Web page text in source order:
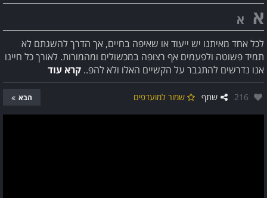
א א
לכל אחד מאיתנו יש ייעוד או שאיפה בחיים, אך הדרך להשגתם לא
תמיד פשוטה ולפעמים אף רצופה במכשולים ומהמורות. לאורך כל חיינו
אנו נדרשים להתגבר על הקשיים האלו ולא להפ.. קרא עוד
אהבו:
216 שתף שמור למועדפים הבא